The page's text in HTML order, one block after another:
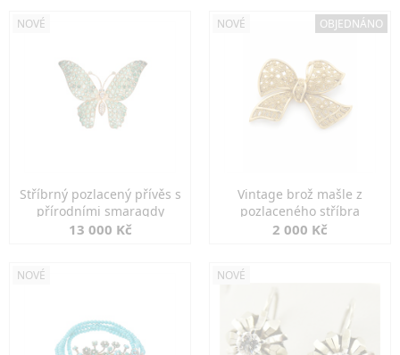
NOVÉ
Stříbrný pozlacený přívěs s
přírodními smaragdy
13 000 Kč
NOVÉ OBJEDNÁNO
Vintage brož mašle z
pozlaceného stříbra
2 000 Kč
NOVÉ NOVÉ